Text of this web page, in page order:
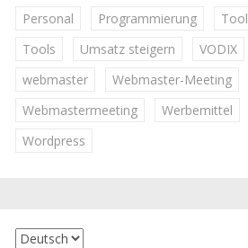
Personal
Programmierung
Tool
Tools
Umsatz steigern
VODIX
webmaster
Webmaster-Meeting
Webmastermeeting
Werbemittel
Wordpress